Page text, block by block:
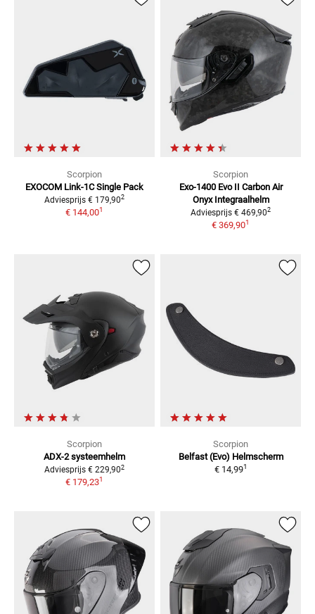
Scorpion
EXOCOM Link-1C Single Pack
Adviesprijs € 179,902
€ 144,001
Scorpion
Exo-1400 Evo II Carbon Air
Onyx Integraalhelm
Adviesprijs € 469,902
€ 369,901
Scorpion
ADX-2 systeemhelm
Adviesprijs € 229,902
€ 179,231
Scorpion
Belfast (Evo) Helmscherm
€ 14,991